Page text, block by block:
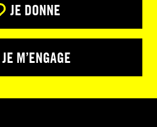
JE DONNE
JE M’ENGAGE